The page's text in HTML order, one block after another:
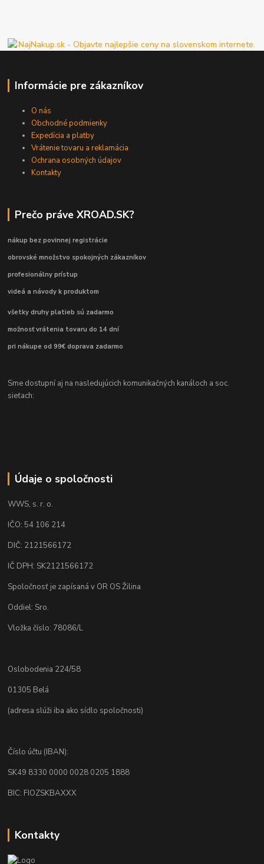
Informácie pre zákazníkov
O nás
Obchodné podmienky
Expedícia a platby
Vrátenie tovaru a reklamácia
Ochrana osobných údajov
Kontakty
Prečo práve XROAD.SK?
nákup bez povinnej registrácie
obrovské množstvo spokojných zákazníkov
profesionálny prístup
videá a návody k produktom
všetky druhy platieb sú zadarmo
možnosť vrátenia tovaru do 14 dní
pri nákupe od 99€ doprava zadarmo
Sme dostupní aj na nasledujúcich komunikačných kanáloch a soc.
sieťach:
Údaje o spoločnosti
WWS, s. r. o.
IČO: 54 106 214
DIČ: 2121566172
IČ DPH: SK2121566172
Spoločnosť je zapísaná v OR OS Žilina
Oddiel: Sro.
Vložka číslo: 78086/L
Oslobodenia 224/58
01305 Belá
(adresa slúži iba ako sídlo spoločnosti)
Číslo účtu (IBAN):
SK49 8330 0000 0028 0205 1888
BIC: FIOZSKBAXXX
Kontakty